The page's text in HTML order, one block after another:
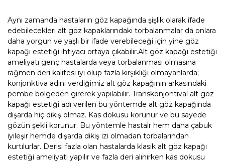
Aynı zamanda hastaların göz kapağında şişlik olarak ifade
edebilecekleri alt göz kapaklarındaki torbalanmalar da onlara
daha yorgun ve yaşlı bir ifade verebileceği için yine göz
kapağı estetiği ihtiyacı ortaya çıkabilir.Alt göz kapağı estetiği
ameliyatı genç hastalarda veya torbalanması olmasına
rağmen deri kalitesi iyi olup fazla kırşıklığı olmayanlarda;
konjonktiva adını verdiğimiz alt göz kapağının arkasındaki
pembe bölgeden girerek yapılabilir. Transkonjontival alt göz
kapağı estetiği adı verilen bu yöntemde alt göz kapağında
dışarda hiç dikiş olmaz. Kas dokusu korunur ve bu sayede
gözün şekli korunur. Bu yöntemle hastalr hem daha çabuk
iyileşir hemde dışarda dikiş izi olmadan torbalarından
kurtılurlar. Derisi fazla olan hastalarda klasik alt göz kapağı
estetiği ameliyatı yapılır ve fazla deri alınırken kas dokusu